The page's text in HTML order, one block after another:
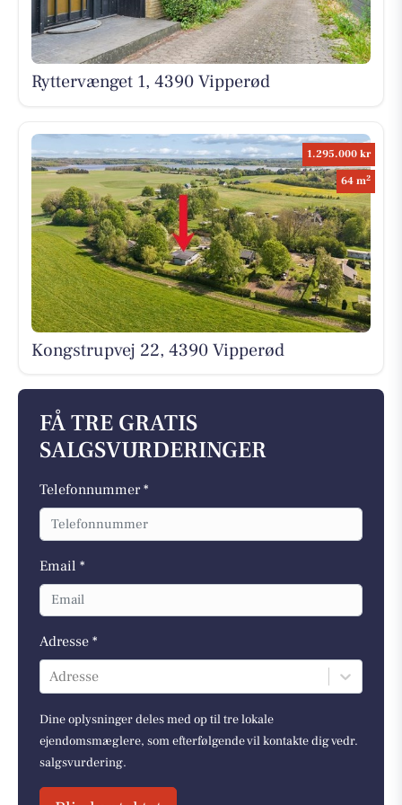
Ryttervænget 1, 4390 Vipperød
1.295.000 kr
64 m2
Kongstrupvej 22, 4390 Vipperød
FÅ TRE GRATIS
SALGSVURDERINGER
Telefonnummer *
Email *
Adresse *
Adresse
Dine oplysninger deles med op til tre lokale
ejendomsmæglere, som efterfølgende vil kontakte dig vedr.
salgsvurdering.